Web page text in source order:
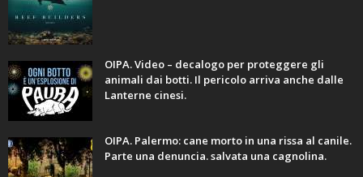
OIPA. Video – decalogo per proteggere gli
animali dai botti. Il pericolo arriva anche dalle
Lanterne cinesi.
OIPA. Palermo: cane morto in una rissa al canile.
Parte una denuncia. salvata una cagnolina.